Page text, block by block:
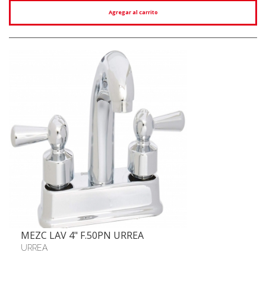
Agregar al carrito
MEZC LAV 4" F.50PN URREA
URREA